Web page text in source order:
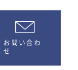
お問い合わ
せ